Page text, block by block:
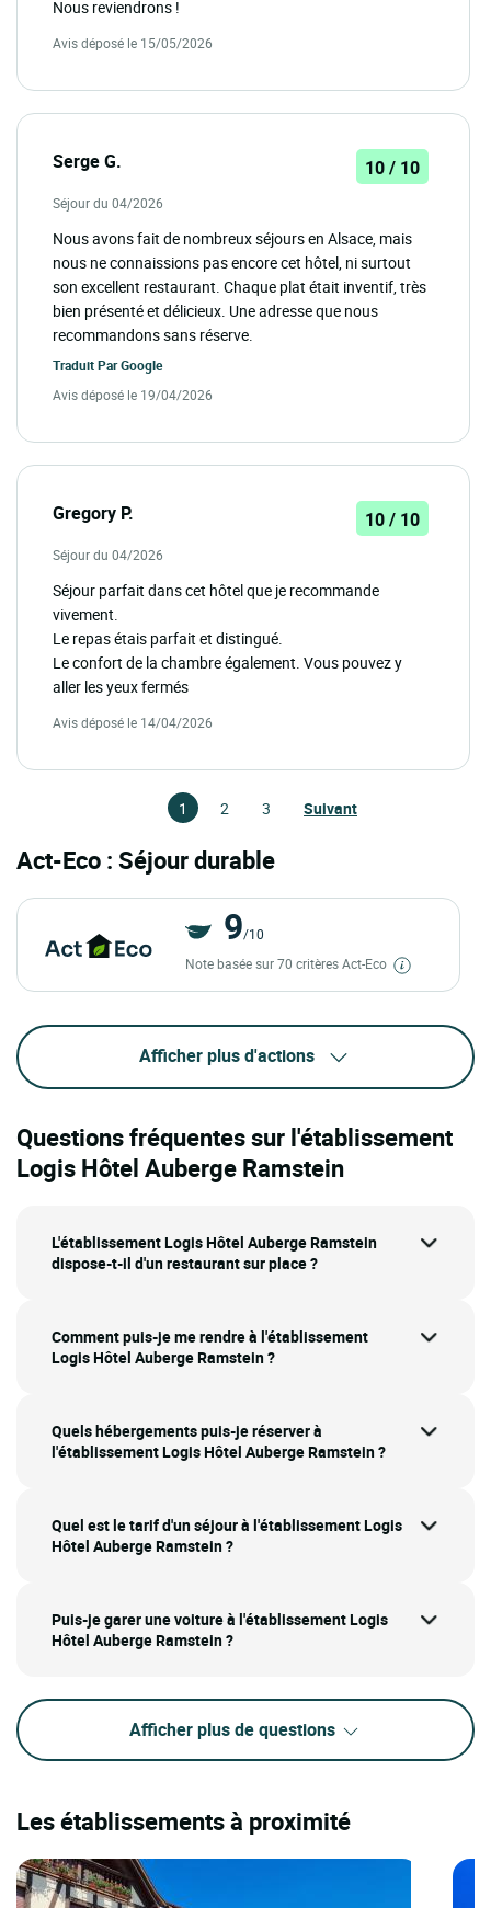
Nous reviendrons !
Avis déposé le 15/05/2026
Serge G. 10 / 10
Séjour du 04/2026
Nous avons fait de nombreux séjours en Alsace, mais
nous ne connaissions pas encore cet hôtel, ni surtout
son excellent restaurant. Chaque plat était inventif, très
bien présenté et délicieux. Une adresse que nous
recommandons sans réserve.
Traduit ParGoogle
Avis déposé le 19/04/2026
Gregory P. 10 / 10
Séjour du 04/2026
Séjour parfait dans cet hôtel que je recommande
vivement.
Le repas étais parfait et distingué.
Le confort de la chambre également. Vous pouvez y
aller les yeux fermés
Avis déposé le 14/04/2026
1 2 3 Suivant
Act-Eco : Séjour durable
9/10
Note basée sur 70 critères Act-Eco
Afficher plus d'actions
Questions fréquentes sur l'établissement
Logis Hôtel Auberge Ramstein
L'établissement Logis Hôtel Auberge Ramstein
dispose-t-il d'un restaurant sur place ?
Comment puis-je me rendre à l'établissement
Logis Hôtel Auberge Ramstein ?
Quels hébergements puis-je réserver à
l'établissement Logis Hôtel Auberge Ramstein ?
Quel est le tarif d'un séjour à l'établissement Logis
Hôtel Auberge Ramstein ?
Puis-je garer une voiture à l'établissement Logis
Hôtel Auberge Ramstein ?
Afficher plus de questions
Les établissements à proximité